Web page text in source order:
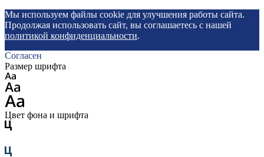
Мы используем файлы cookie для улучшения работы сайта.
Продолжая использовать сайт, вы соглашаетесь с нашей
политикой конфиденциальности.
Согласен
Размер шрифта
Цвет фона и шрифта